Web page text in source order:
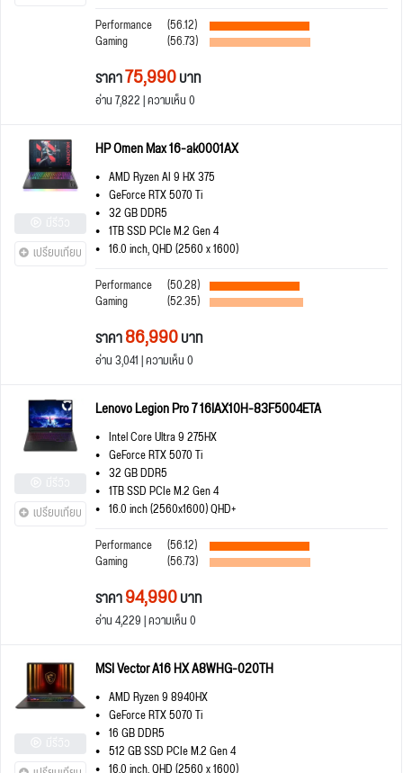
Performance
(56.12)
Gaming (56.73)
ราคา75,990บาท
อ่าน 7,822 | ความเห็น 0
เปรียบเทียบ
HP Omen Max 16-ak0001AX
AMD Ryzen AI 9 HX 375
GeForce RTX 5070 Ti
32 GB DDR5
1TB SSD PCIe M.2 Gen 4
16.0 inch, QHD (2560 x 1600)
Performance
(50.28)
Gaming (52.35)
ราคา86,990บาท
อ่าน 3,041 | ความเห็น 0
เปรียบเทียบ
Lenovo Legion Pro 7 16IAX10H-83F5004ETA
Intel Core Ultra 9 275HX
GeForce RTX 5070 Ti
32 GB DDR5
1TB SSD PCIe M.2 Gen 4
16.0 inch (2560x1600) QHD+
Performance
(56.12)
Gaming (56.73)
ราคา94,990บาท
อ่าน 4,229 | ความเห็น 0
MSI Vector A16 HX A8WHG-020TH
AMD Ryzen 9 8940HX
GeForce RTX 5070 Ti
16 GB DDR5
512 GB SSD PCIe M.2 Gen 4